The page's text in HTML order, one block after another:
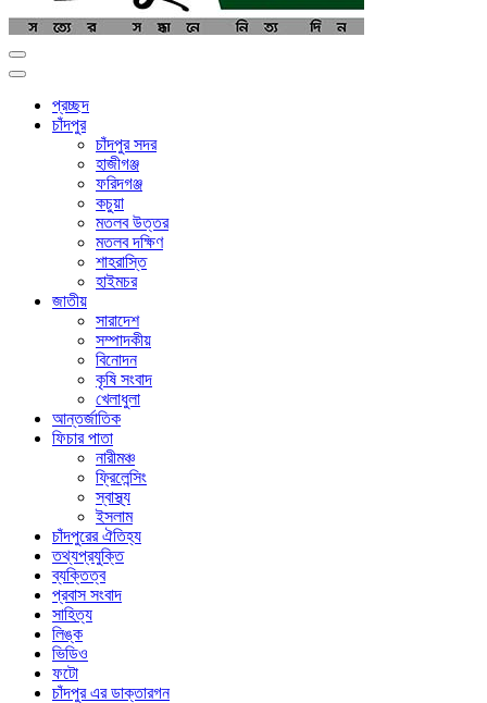
প্রচ্ছদ
চাঁদপুর
চাঁদপুর সদর
হাজীগঞ্জ
ফরিদগঞ্জ
কচুয়া
মতলব উত্তর
মতলব দক্ষিণ
শাহরাস্তি
হাইমচর
জাতীয়
সারাদেশ
সম্পাদকীয়
বিনোদন
কৃষি সংবাদ
খেলাধুলা
আন্তর্জাতিক
ফিচার পাতা
নারীমঞ্চ
ফ্রিলেন্সিং
স্বাস্থ্য
ইসলাম
চাঁদপুরের ঐতিহ্য
তথ্যপ্রযুক্তি
ব্যক্তিত্ব
প্রবাস সংবাদ
সাহিত্য
লিঙ্ক
ভিডিও
ফটো
চাঁদপুর এর ডাক্তারগন